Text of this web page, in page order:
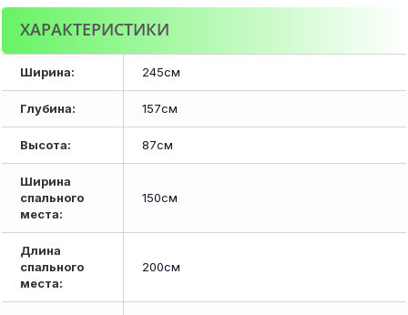
ХАРАКТЕРИСТИКИ
Ширина: 245см
Глубина: 157см
Высота: 87см
Ширина
спального
места:
150см
Длина
спального
места:
200см